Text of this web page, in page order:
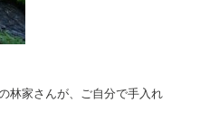
林家さんが、ご自分で手入れ